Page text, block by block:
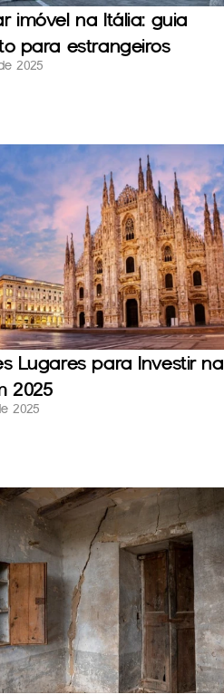
imóvel na Itália: guia
para estrangeiros
2025
Lugares para Investir na
2025
2025